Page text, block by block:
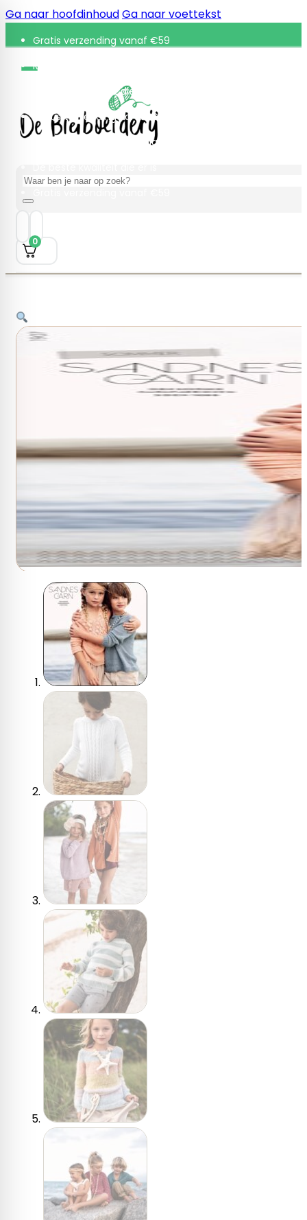
Ga naar hoofdinhoudGa naar voettekst
Gratis verzending vanaf €59
Retourneren binnen 30 dagen
De beste kwaliteit die er is
Gratis verzending vanaf €59
Retourneren binnen 30 dagen
Zoeken
0